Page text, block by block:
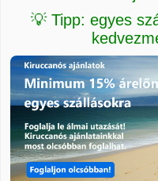
💡 Tipp: egyes